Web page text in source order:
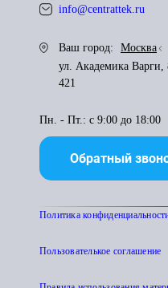
info@centrattek.ru
Ваш город:
Москва
ул. Академика
421
Пн. - Пт.: с 9:00 до 18:00
Обратный
Политика
Пользователькое соглашение